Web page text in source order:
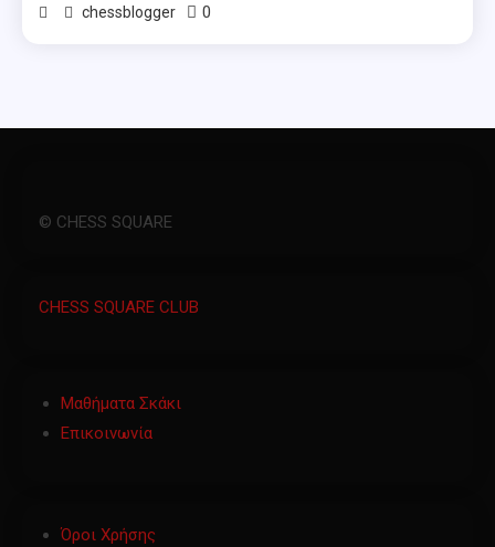
chessblogger 0
© CHESS SQUARE
CHESS SQUARE CLUB
Μαθήματα Σκάκι
Επικοινωνία
Όροι Χρήσης